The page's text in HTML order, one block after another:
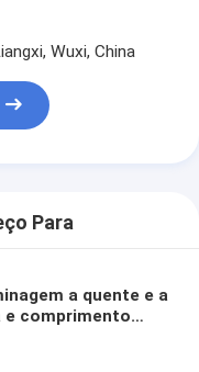
Wuxi, China
Para
a quente e a
e comprimento